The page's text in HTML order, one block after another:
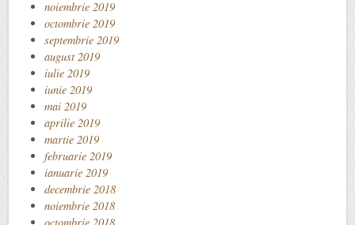
noiembrie 2019
octombrie 2019
septembrie 2019
august 2019
iulie 2019
iunie 2019
mai 2019
aprilie 2019
martie 2019
februarie 2019
ianuarie 2019
decembrie 2018
noiembrie 2018